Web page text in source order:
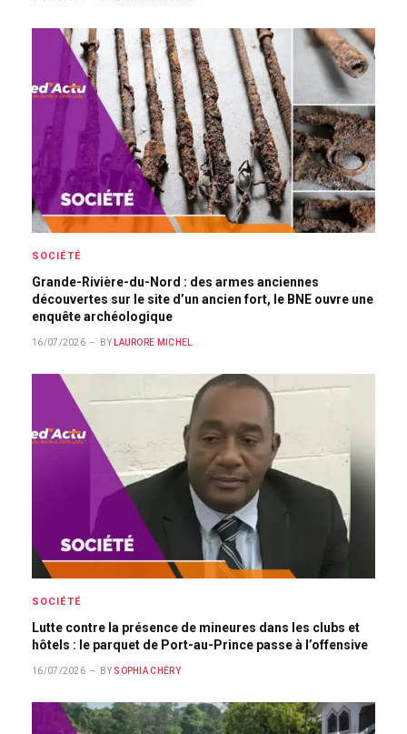
SOCIÉTÉ
Grande-Rivière-du-Nord : des armes anciennes
découvertes sur le site d’un ancien fort, le BNE ouvre une
enquête archéologique
16/07/2026 BY LAURORE MICHEL
SOCIÉTÉ
Lutte contre la présence de mineures dans les clubs et
hôtels : le parquet de Port-au-Prince passe à l’offensive
16/07/2026 BY SOPHIA CHÉRY